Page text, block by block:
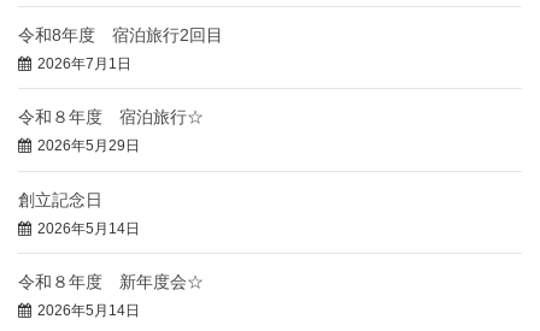
令和8年度 宿泊旅行2回目
2026年7月1日
令和８年度 宿泊旅行☆
2026年5月29日
創立記念日
2026年5月14日
令和８年度 新年度会☆
2026年5月14日